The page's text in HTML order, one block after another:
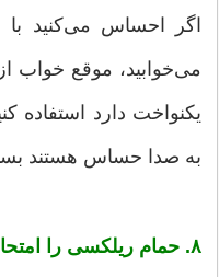
اگر احساس می‌کنید با
می‌خوابید، موقع خواب
یکنواخت دارد استفاده
به صدا حساس هستند
۸. حمام ریلکسی را امتحان کنید.